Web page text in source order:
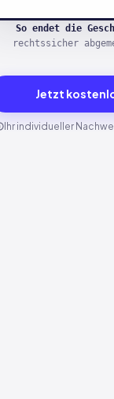
So endet die
rechtssicher
Jetzt
Ihr individueller